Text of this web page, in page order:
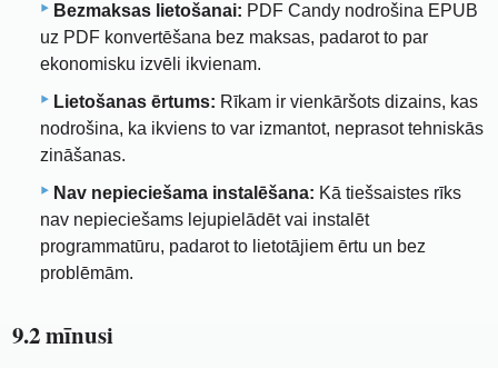
Bezmaksas lietošanai: PDF Candy nodrošina EPUB
uz PDF konvertēšana bez maksas, padarot to par
ekonomisku izvēli ikvienam.
Lietošanas ērtums: Rīkam ir vienkāršots dizains, kas
nodrošina, ka ikviens to var izmantot, neprasot tehniskās
zināšanas.
Nav nepieciešama instalēšana: Kā tiešsaistes rīks
nav nepieciešams lejupielādēt vai instalēt
programmatūru, padarot to lietotājiem ērtu un bez
problēmām.
9.2 mīnusi